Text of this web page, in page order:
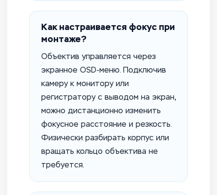
Как настраивается фокус при
монтаже?
Объектив управляется через
экранное OSD-меню. Подключив
камеру к монитору или
регистратору с выводом на экран,
можно дистанционно изменить
фокусное расстояние и резкость.
Физически разбирать корпус или
вращать кольцо объектива не
требуется.